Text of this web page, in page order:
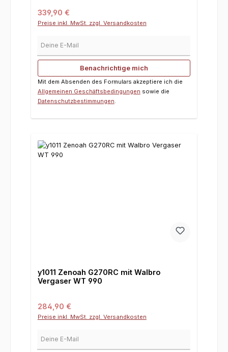
Regulärer Preis:
339,90 €
Preise inkl. MwSt. zzgl. Versandkosten
Benachrichtige mich
Mit dem Absenden des Formulars akzeptiere ich die
Allgemeinen Geschäftsbedingungen sowie die
Datenschutzbestimmungen
y1011 Zenoah G270RC mit Walbro
Vergaser WT 990
Regulärer Preis:
284,90 €
Preise inkl. MwSt. zzgl. Versandkosten